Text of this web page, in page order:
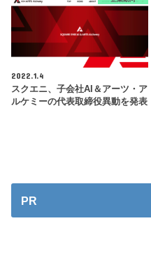
2022.1.4
スクエニ、子会社AI＆アーツ・ア
ルケミーの代表取締役異動を発表
PR